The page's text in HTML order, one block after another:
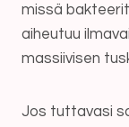
missä
aiheutuu
massiivisen
Jos tuttavasi